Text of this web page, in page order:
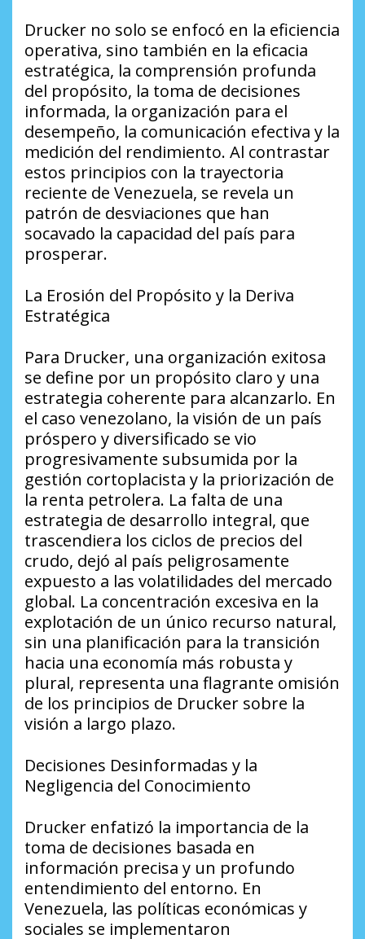
Drucker no solo se enfocó en la eficiencia
operativa, sino también en la eficacia
estratégica, la comprensión profunda
del propósito, la toma de decisiones
informada, la organización para el
desempeño, la comunicación efectiva y la
medición del rendimiento. Al contrastar
estos principios con la trayectoria
reciente de Venezuela, se revela un
patrón de desviaciones que han
socavado la capacidad del país para
prosperar.
La Erosión del Propósito y la Deriva
Estratégica
Para Drucker, una organización exitosa
se define por un propósito claro y una
estrategia coherente para alcanzarlo. En
el caso venezolano, la visión de un país
próspero y diversificado se vio
progresivamente subsumida por la
gestión cortoplacista y la priorización de
la renta petrolera. La falta de una
estrategia de desarrollo integral, que
trascendiera los ciclos de precios del
crudo, dejó al país peligrosamente
expuesto a las volatilidades del mercado
global. La concentración excesiva en la
explotación de un único recurso natural,
sin una planificación para la transición
hacia una economía más robusta y
plural, representa una flagrante omisión
de los principios de Drucker sobre la
visión a largo plazo.
Decisiones Desinformadas y la
Negligencia del Conocimiento
Drucker enfatizó la importancia de la
toma de decisiones basada en
información precisa y un profundo
entendimiento del entorno. En
Venezuela, las políticas económicas y
sociales se implementaron